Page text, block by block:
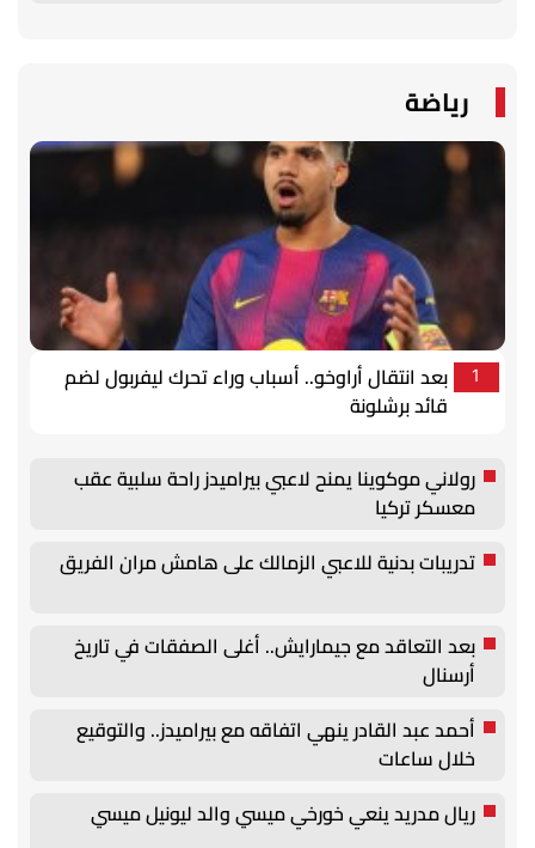
رياضة
1
بعد انتقال أراوخو.. أسباب وراء تحرك ليفربول لضم
قائد برشلونة
رولاني موكوينا يمنح لاعبي بيراميدز راحة سلبية عقب
معسكر تركيا
تدريبات بدنية للاعبي الزمالك على هامش مران الفريق
بعد التعاقد مع جيمارايش.. أغلى الصفقات في تاريخ
أرسنال
أحمد عبد القادر ينهي اتفاقه مع بيراميدز.. والتوقيع
خلال ساعات
ريال مدريد ينعي خورخي ميسي والد ليونيل ميسي